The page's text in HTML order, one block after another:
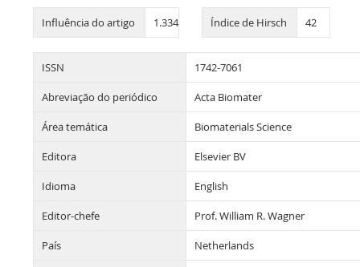
Influência do artigo 1.334 Índice de Hirsch 42
ISSN 1742-7061
Abreviação do periódico Acta Biomater
Área temática Biomaterials Science
Editora Elsevier BV
Idioma English
Editor-chefe Prof. William R. Wagner
País Netherlands